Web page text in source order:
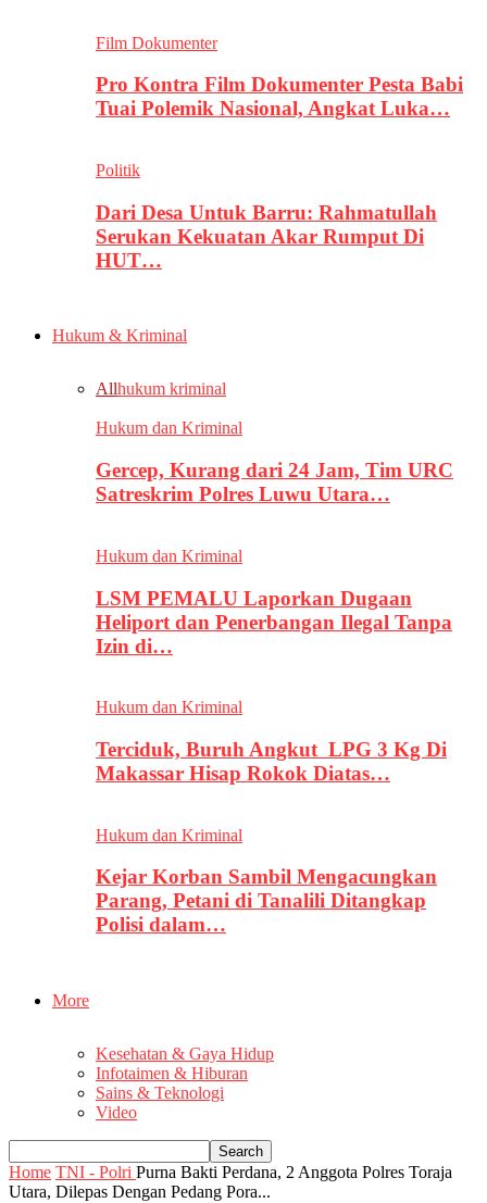
Film Dokumenter
Pro Kontra Film Dokumenter Pesta Babi
Tuai Polemik Nasional, Angkat Luka…
Politik
Dari Desa Untuk Barru: Rahmatullah
Serukan Kekuatan Akar Rumput Di
HUT…
Hukum & Kriminal
Allhukum kriminal
Hukum dan Kriminal
Gercep, Kurang dari 24 Jam, Tim URC
Satreskrim Polres Luwu Utara…
Hukum dan Kriminal
LSM PEMALU Laporkan Dugaan
Heliport dan Penerbangan Ilegal Tanpa
Izin di…
Hukum dan Kriminal
Terciduk, Buruh Angkut LPG 3 Kg Di
Makassar Hisap Rokok Diatas…
Hukum dan Kriminal
Kejar Korban Sambil Mengacungkan
Parang, Petani di Tanalili Ditangkap
Polisi dalam…
More
Kesehatan & Gaya Hidup
Infotaimen & Hiburan
Sains & Teknologi
Video
Home TNI - Polri Purna Bakti Perdana, 2 Anggota Polres Toraja
Utara, Dilepas Dengan Pedang Pora...